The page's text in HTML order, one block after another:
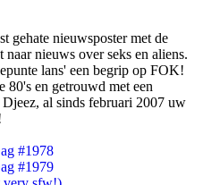
gehate nieuwsposter met de
nieuws over seks en aliens.
lans' een begrip op FOK!
80's en getrouwd met een
al sinds februari 2007 uw
#1978
#1979